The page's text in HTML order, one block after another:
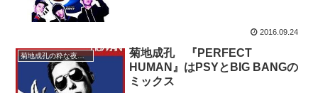
2016.09.24
菊地成孔の粋な夜電波
菊地成孔 『PERFECT
HUMAN』はPSYとBIG BANGの
ミックス